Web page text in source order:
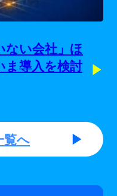
ない会社」ほ
導入を検討
覧へ